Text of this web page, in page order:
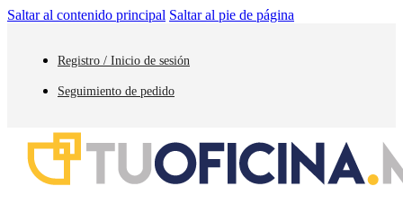
Saltar al contenido principal Saltar al pie de página
Registro / Inicio de sesión
Seguimiento de pedido